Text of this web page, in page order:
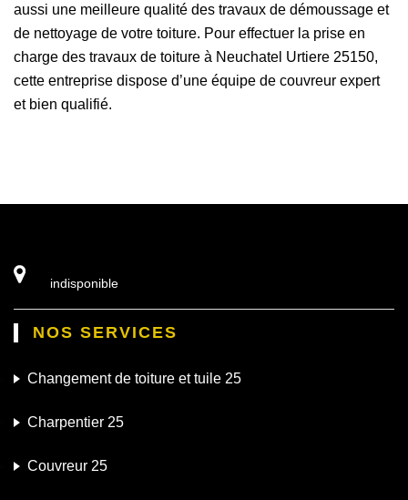
aussi une meilleure qualité des travaux de démoussage et
de nettoyage de votre toiture. Pour effectuer la prise en
charge des travaux de toiture à Neuchatel Urtiere 25150,
cette entreprise dispose d’une équipe de couvreur expert
et bien qualifié.
indisponible
NOS SERVICES
Changement de toiture et tuile 25
Charpentier 25
Couvreur 25